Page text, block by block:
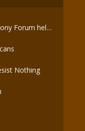
Forum held
Nothing